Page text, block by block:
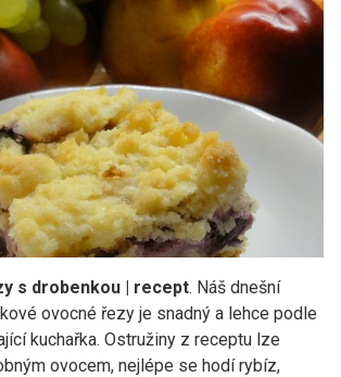
s drobenkou | recept. Náš dnešní
ovocné řezy je snadný a lehce podle
kuchařka. Ostružiny z receptu lze
ovocem, nejlépe se hodí rybíz,